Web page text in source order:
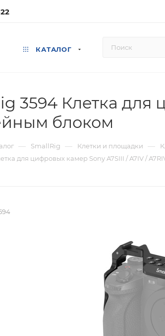
КАТАЛОГ
3594 Клетка для
блоком
— SmallRig — Клетки и площадки —
для цифровых камер Sony A7SIII / A7IV /